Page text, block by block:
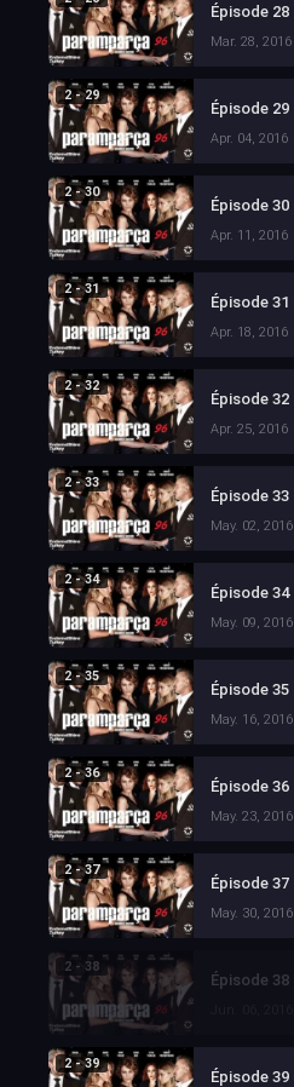
Épisode 28
Mar. 28, 2016
2 - 29
Épisode 29
Apr. 04, 2016
2 - 30
Épisode 30
Apr. 11, 2016
2 - 31
Épisode 31
Apr. 18, 2016
2 - 32
Épisode 32
Apr. 25, 2016
2 - 33
Épisode 33
May. 02, 2016
2 - 34
Épisode 34
May. 09, 2016
2 - 35
Épisode 35
May. 16, 2016
2 - 36
Épisode 36
May. 23, 2016
2 - 37
Épisode 37
May. 30, 2016
2 - 38
Épisode 38
2 - 39
Épisode 39